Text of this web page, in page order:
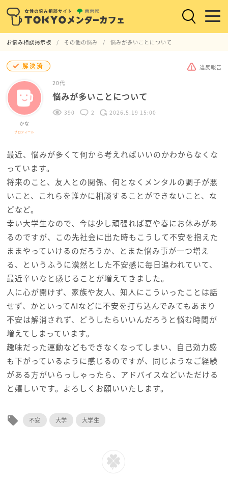
お悩み相談掲示板 その他の悩み 悩みが多いことについて
解決済 違反報告
かな
プロフィール
20代
悩みが多いことについて
390 2 2026.5.19 15:00
最近、悩みが多くて何から考えればいいのかわからなくな
っています。
将来のこと、友人との関係、何となくメンタルの調子が悪
いこと、これらを誰かに相談することができないこと、な
どなど。
幸い大学生なので、今は少し頑張れば夏や春にお休みがあ
るのですが、この先社会に出た時もこうして不安を抱えた
ままやっていけるのだろうか、とまた悩み事が一つ増え
る、というふうに漠然とした不安感に毎日追われていて、
最近辛いなと感じることが増えてきました。
人に心が開けず、家族や友人、知人にこういったことは話
せず、かといってAIなどに不安を打ち込んでみてもあまり
不安は解消されず、どうしたらいいんだろうと悩む時間が
増えてしまっています。
趣味だった運動などもできなくなってしまい、自己効力感
も下がっているように感じるのですが、同じようなご経験
がある方がいらっしゃったら、アドバイスなどいただける
と嬉しいです。よろしくお願いいたします。
local_offer 不安 大学 大学生